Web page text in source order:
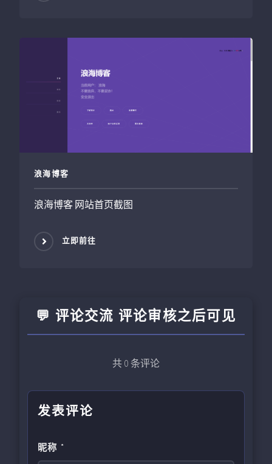
浪海博客
浪海博客 网站首页截图
立即前往
💬 评论交流 评论审核之后可见
共 0 条评论
发表评论
昵称 *